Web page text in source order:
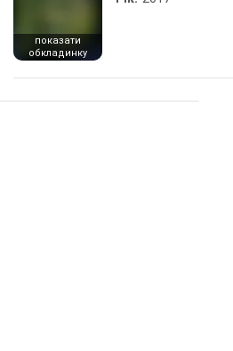
показати
обкладинку